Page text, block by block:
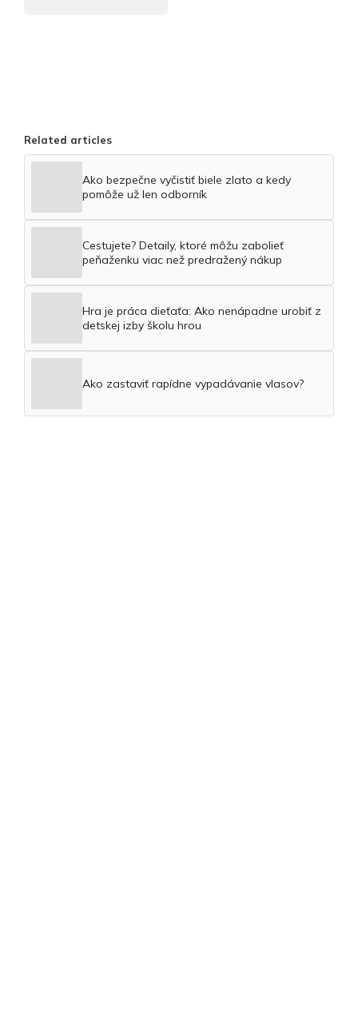
Related articles
Ako bezpečne vyčistiť biele zlato a kedy
pomôže už len odborník
Cestujete? Detaily, ktoré môžu zabolieť
peňaženku viac než predražený nákup
Hra je práca dieťaťa: Ako nenápadne urobiť z
detskej izby školu hrou
Ako zastaviť rapídne vypadávanie vlasov?